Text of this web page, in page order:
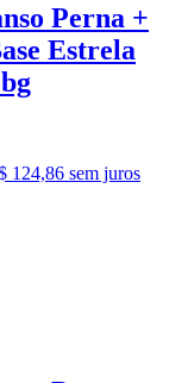
Perna +
Estrela
124,86 sem juros